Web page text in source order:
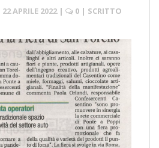
22 APRILE 2022 | 0 | SCRITTO